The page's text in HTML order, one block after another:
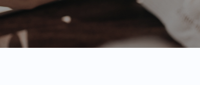
系统
产业发展 标准先行｜
形机器人与具身智能标准
产业发展 标准
形机器人与具身